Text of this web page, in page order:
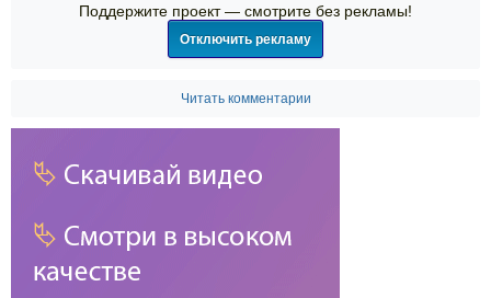
Поддержите проект — смотрите без рекламы!
Отключить рекламу
Читать комментарии